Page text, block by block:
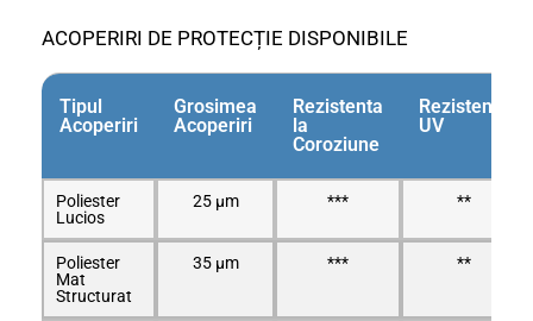
ACOPERIRI DE PROTECȚIE DISPONIBILE
Tipul
Acoperiri
Grosimea
Acoperiri
Rezistenta
la
Coroziune
Rezistenta
UV
Poliester
Lucios
25 μm *** **
Poliester
Mat
Structurat
35 μm *** **